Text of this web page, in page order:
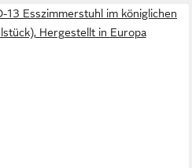
13 Esszimmerstuhl im königlichen
Hergestellt in Europa